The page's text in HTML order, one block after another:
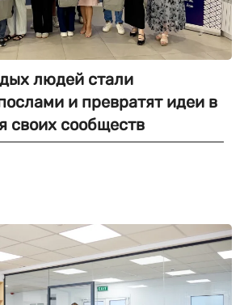
людей стали
и превратят идеи в
своих сообществ